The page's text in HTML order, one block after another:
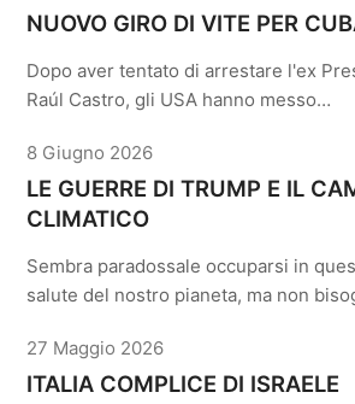
NUOVO GIRO DI VITE PER
Dopo aver tentato di arrestare l'ex
Raúl Castro, gli USA hanno messo…
8 Giugno 2026
LE GUERRE DI TRUMP E IL
CLIMATICO
Sembra paradossale occuparsi in
salute del nostro pianeta, ma non
27 Maggio 2026
ITALIA COMPLICE DI ISRAELE